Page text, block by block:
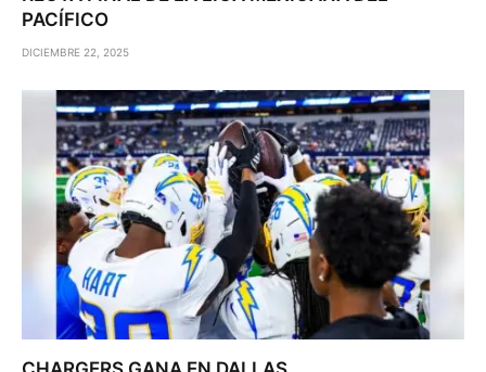
PACÍFICO
DICIEMBRE 22, 2025